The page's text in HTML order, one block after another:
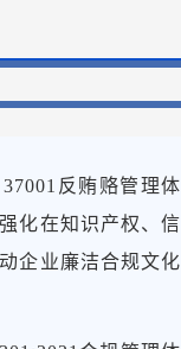
反贿赂管理体
化在知识产权、信
企业廉洁合规文化